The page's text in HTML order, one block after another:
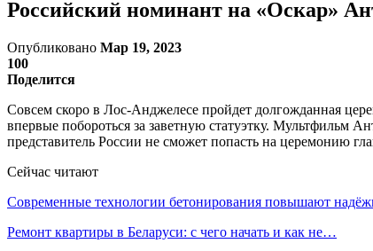
Российский номинант на «Оскар»
Опубликовано Мар 19, 2023
100
Поделится
Совсем скоро в Лос-Анджелесе пройдет долгожданная
впервые побороться за заветную статуэтку.
представитель России не сможет попасть на церемонию
Сейчас читают
Современные технологии бетонирования повышают
Ремонт квартиры в Беларуси: с чего начать и как не…